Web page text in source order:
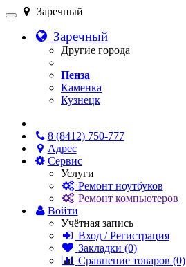
Заречный
Заречный
Другие города
Пенза
Каменка
Кузнецк
8 (8412) 750-777
Адрес
Сервис
Услуги
Ремонт ноутбуков
Ремонт компьютеров
Войти
Учётная запись
Вход / Регистрация
Закладки (0)
Сравнение товаров (0)